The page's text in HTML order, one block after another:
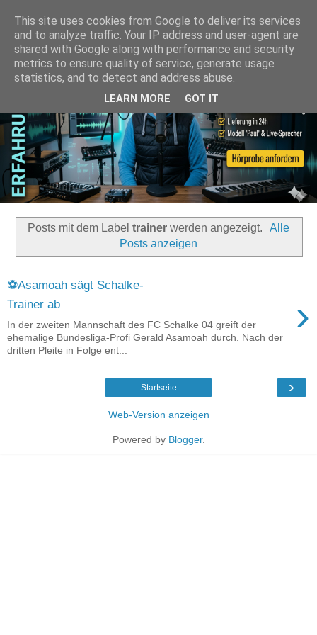
Posts mit dem Label trainerwerden angezeigt.
Alle
Posts anzeigen
⚽Asamoah sägt Schalke-
Trainer ab
›
In der zweiten Mannschaft des FC Schalke 04 greift der
ehemalige Bundesliga-Profi Gerald Asamoah durch. Nach der
dritten Pleite in Folge ent...
›
Startseite
Web-Version anzeigen
Powered by Blogger.
This site uses cookies from Google to deliver its services
and to analyze traffic. Your IP address and user-agent are
shared with Google along with performance and security
metrics to ensure quality of service, generate usage
statistics, and to detect and address abuse.
LEARN MORE GOT IT